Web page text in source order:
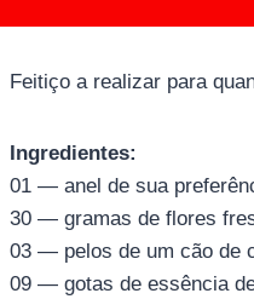
Feitiço a realizar para
Ingredientes:
01 — anel de sua
30 — gramas de flores
03 — pelos de um cão de
09 — gotas de essência